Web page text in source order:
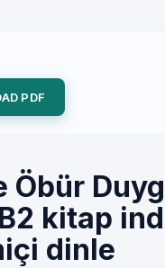
PDF
Öbür
kitap
dinle